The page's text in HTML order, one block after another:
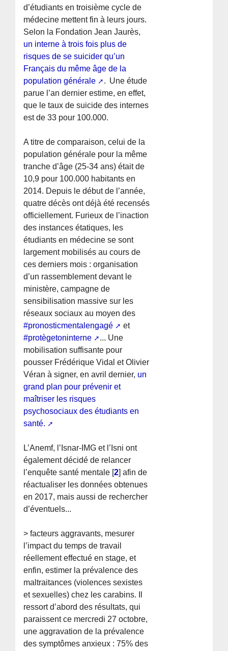
d’étudiants en troisième cycle de
médecine mettent fin à leurs jours.
Selon la Fondation Jean Jaurès,
un interne à trois fois plus de
risques de se suicider qu’un
Français du même âge de la
population générale
. Une étude
parue l’an dernier estime, en effet,
que le taux de suicide des internes
est de 33 pour 100.000.
A titre de comparaison, celui de la
population générale pour la même
tranche d’âge (25-34 ans) était de
10,9 pour 100.000 habitants en
2014. Depuis le début de l’année,
quatre décès ont déjà été recensés
officiellement. Furieux de l’inaction
des instances étatiques, les
étudiants en médecine se sont
largement mobilisés au cours de
ces derniers mois : organisation
d’un rassemblement devant le
ministère, campagne de
sensibilisation massive sur les
réseaux sociaux au moyen des
#pronosticmentalengagé
et
#protègetoninterne
... Une
mobilisation suffisante pour
pousser Frédérique Vidal et Olivier
Véran à signer, en avril dernier, un
grand plan pour prévenir et
maîtriser les risques
psychosociaux des étudiants en
santé.
L’Anemf, l’Isnar-IMG et l’Isni ont
également décidé de relancer
l’enquête santé mentale [2 afin de
réactualiser les données obtenues
en 2017, mais aussi de rechercher
d’éventuels...
> facteurs aggravants, mesurer
l’impact du temps de travail
réellement effectué en stage, et
enfin, estimer la prévalence des
maltraitances (violences sexistes
et sexuelles) chez les carabins. Il
ressort d’abord des résultats, qui
paraissent ce mercredi 27 octobre,
une aggravation de la prévalence
des symptômes anxieux : 75% des